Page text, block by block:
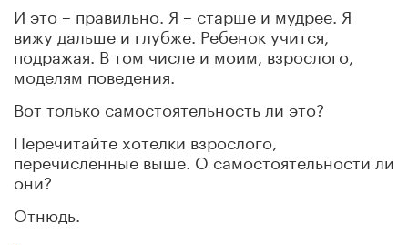
И это – правильно. Я – старше и мудрее. Я
вижу дальше и глубже. Ребенок учится,
подражая. В том числе и моим, взрослого,
моделям поведения.
Вот только самостоятельность ли это?
Перечитайте хотелки взрослого,
перечисленные выше. О самостоятельности ли
они?
Отнюдь.